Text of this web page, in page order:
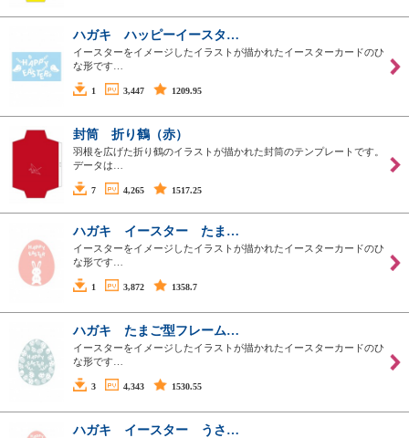
ハガキ ハッピーイースタ…
イースターをイメージしたイラストが描かれたイースターカードのひ
な形です…
1 3,447 1209.95
封筒 折り鶴（赤）
羽根を広げた折り鶴のイラストが描かれた封筒のテンプレートです。
データは…
7 4,265 1517.25
ハガキ イースター たま…
イースターをイメージしたイラストが描かれたイースターカードのひ
な形です…
1 3,872 1358.7
ハガキ たまご型フレーム…
イースターをイメージしたイラストが描かれたイースターカードのひ
な形です…
3 4,343 1530.55
ハガキ イースター うさ…